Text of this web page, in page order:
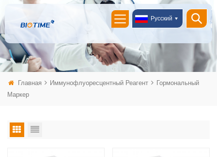
Русский
Главная Иммунофлуоресцентный Реагент
Гормональный
Маркер